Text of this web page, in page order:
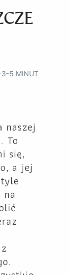
3–5 MINUT
naszej
To
się,
a jej